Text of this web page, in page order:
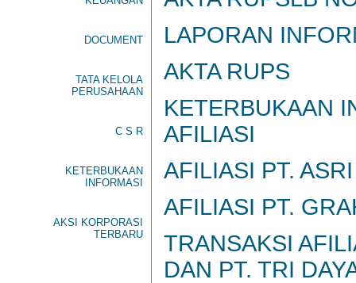
DOCUMENT
TATA KELOLA
PERUSAHAAN
C S R
KETERBUKAAN
INFORMASI
AKSI KORPORASI
TERBARU
LAPORAN
AKTA RUPS
KETERBUKAAN
AFILIASI
AFILIASI PT.
AFILIASI PT.
TRANSAKSI
DAN PT. TRI